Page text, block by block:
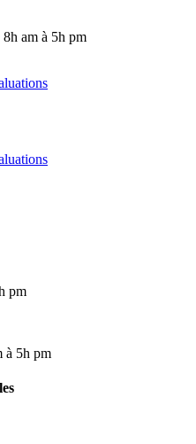
am à 5h pm
pm
à 5h pm